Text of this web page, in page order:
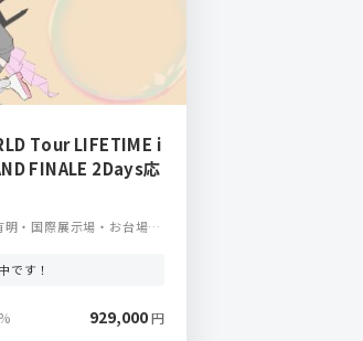
Tour LIFETIME i
FINALE 2Days応
明・国際展示場・お台場エ
です！
929,000円